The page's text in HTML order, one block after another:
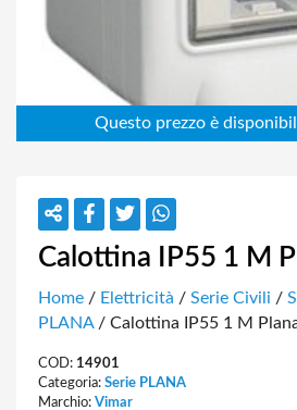
Calottina IP55 1 M
Home / Elettricità / Serie Civili /
PLANA/ Calottina IP55 1 M
COD: 14901
Categoria: Serie PLANA
Marchio: Vimar